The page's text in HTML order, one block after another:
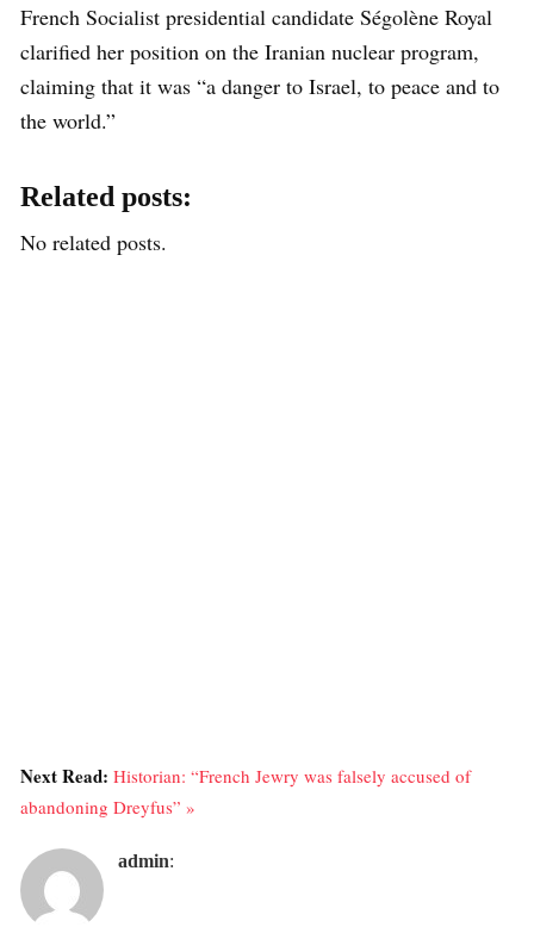
French Socialist presidential candidate Ségolène Royal
clarified her position on the Iranian nuclear program,
claiming that it was “a danger to Israel, to peace and to
the world.”
Related posts:
No related posts.
Next Read: Historian: “French Jewry was falsely accused of
abandoning Dreyfus” »
admin: